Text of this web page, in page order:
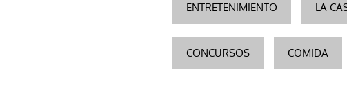
ENTRETENIMIENTO LA
CONCURSOS COMIDA